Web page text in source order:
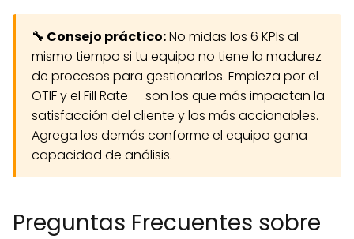
🔧 Consejo práctico:No midas los 6 KPIs al
mismo tiempo si tu equipo no tiene la madurez
de procesos para gestionarlos. Empieza por el
OTIF y el Fill Rate — son los que más impactan la
satisfacción del cliente y los más accionables.
Agrega los demás conforme el equipo gana
capacidad de análisis.
Preguntas Frecuentes sobre